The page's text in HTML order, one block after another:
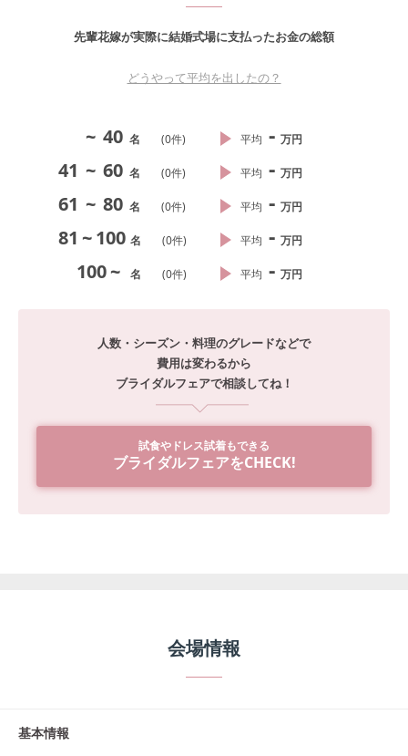
先輩花嫁が実際に結婚式場に支払ったお金の総額
どうやって平均を出したの？
~ 40 名 (0件) 平均 - 万円
41 ~ 60 名 (0件) 平均 - 万円
61 ~ 80 名 (0件) 平均 - 万円
81 ~100 名 (0件) 平均 - 万円
100~ 名 (0件) 平均 - 万円
人数・シーズン・料理のグレードなどで
費用は変わるから
ブライダルフェアで相談してね！
試食やドレス試着もできる
ブライダルフェアをCHECK!
会場情報
基本情報